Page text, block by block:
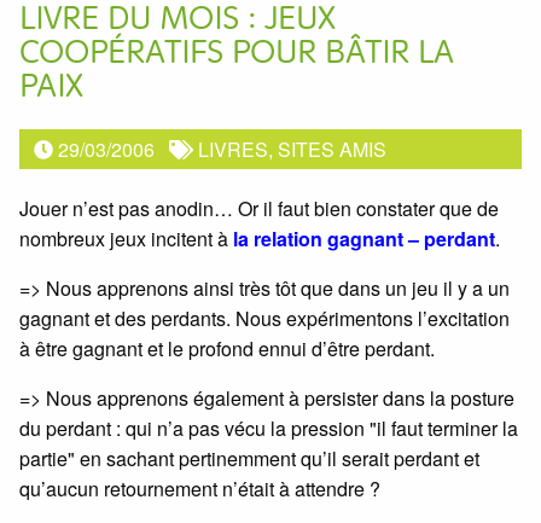
LIVRE DU MOIS : JEUX
COOPÉRATIFS POUR BÂTIR LA
PAIX
29/03/2006 LIVRES, SITES AMIS
Jouer n’est pas anodin… Or il faut bien constater que de
nombreux jeux incitent à la relation gagnant – perdant.
=> Nous apprenons ainsi très tôt que dans un jeu il y a un
gagnant et des perdants. Nous expérimentons l’excitation
à être gagnant et le profond ennui d’être perdant.
=> Nous apprenons également à persister dans la posture
du perdant : qui n’a pas vécu la pression "il faut terminer la
partie" en sachant pertinemment qu’il serait perdant et
qu’aucun retournement n’était à attendre ?